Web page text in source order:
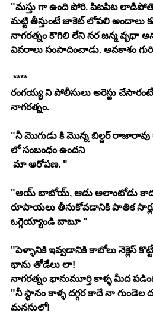
"మస్తు గా ఉంది పోరి. పిటపిట
మట్టి తీస్తుంటే జాకెట్ లోపలి అందాలు
నాగరత్నం కౌగిలి లేని నర జన్మ వృధా
వివరాలు సంపాదించాడు. అవకాశం
****
రంగయ్య ని పోలీసులు అరెస్టు చేసారంటే
నాగరత్నం.
"నీ మొగుడు కి మొన్న బిల్డర్ రాజారావు
లో సంబంధం ఉందని
మా ఆరోపణ. "
"అయ్ బాబోయ్, ఆడు అలాంటోడు
రూపాయలు తీసుకోవడానికి పాతిక
ఒగ్గెయ్యాండి బాబూ "
"పెళ్ళానికి ఇవ్వడానికి కాబోలు నెక్లెస్
భాను తోడేలు లా!
నాగరత్నం భానుమూర్తి కాళ్ళ మీద
"నీ స్ధానం కాళ్ళ దగ్గర కాదే నా గుండెల
మనసులో!